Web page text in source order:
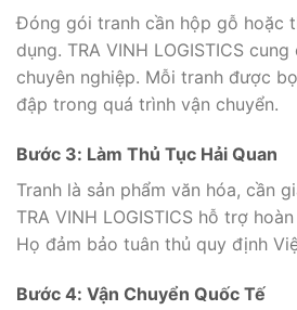
Đóng gói tranh cần hộp gỗ hoặc
dụng. TRA VINH LOGISTICS
chuyên nghiệp. Mỗi tranh được
đập trong quá trình vận chuyển.
Bước 3: Làm Thủ Tục Hải Quan
Tranh là sản phẩm văn hóa, cần
TRA VINH LOGISTICS hỗ trợ
Họ đảm bảo tuân thủ quy định
Bước 4: Vận Chuyển Quốc Tế